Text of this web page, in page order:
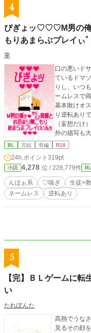
4
ぴぎょッ♡♡♡M男の俺
もりあまらぶプレイ
掌
口の悪いド
ているドマ
りし、いつ
ームレスで
基本敗けオ
り逆転あり
（妄想だけ
外の描写も大
字箱（メッ
BL 完結 長編 R18
24h.ポイント 319pt
小説 4,278 位 / 228,779件 BL
んほぉ系 ♡喘ぎ 生徒×
ネームレス
逆転あり
5
【完】ＢＬゲームに
い
たれぽんた
高熱でうな
見るその顔